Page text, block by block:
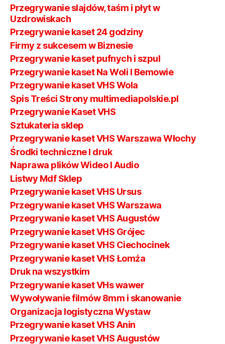
Przegrywanie slajdów, taśm i płyt w
Uzdrowiskach
Przegrywanie kaset 24 godziny
Firmy z sukcesem w Biznesie
Przegrywanie kaset pufnych i szpul
Przegrywanie kaset Na Woli I Bemowie
Przegrywanie kaset VHS Wola
Spis Treści Strony multimediapolskie.pl
Przegrywanie Kaset VHS
Sztukateria sklep
Przegrywanie kaset VHS Warszawa Włochy
Środki techniczne I druk
Naprawa plików Wideo I Audio
Listwy Mdf Sklep
Przegrywanie kaset VHS Ursus
Przegrywanie kaset VHS Warszawa
Przegrywanie kaset VHS Augustów
Przegrywanie kaset VHS Grójec
Przegrywanie kaset VHS Ciechocinek
Przegrywanie kaset VHS Łomża
Druk na wszystkim
Przegrywanie kaset VHs wawer
Wywoływanie filmów 8mm i skanowanie
Organizacja logistyczna Wystaw
Przegrywanie kaset VHS Anin
Przegrywanie kaset VHS Augustów